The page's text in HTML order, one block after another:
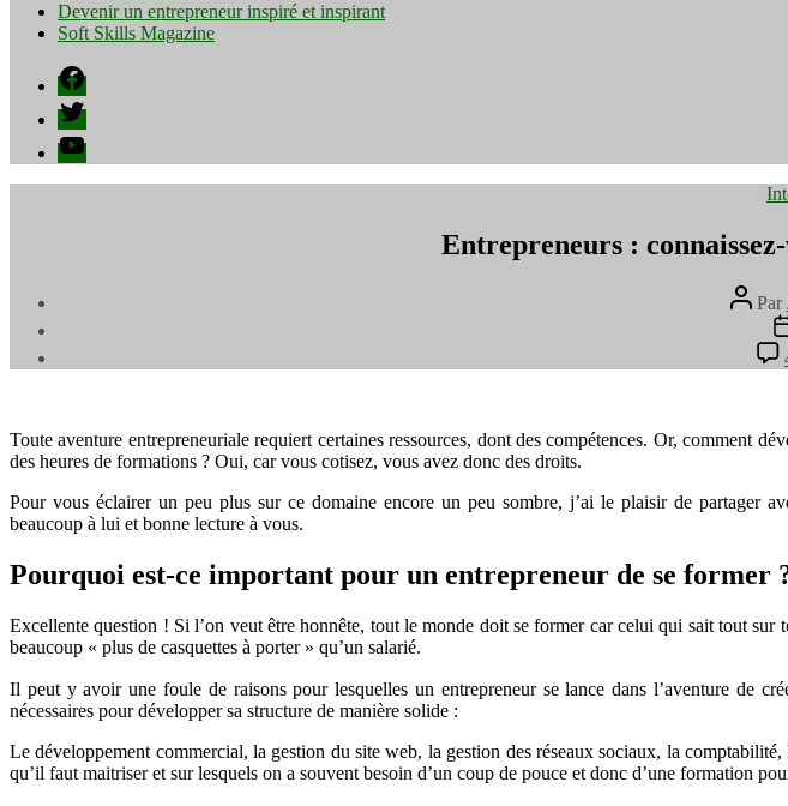
Devenir un entrepreneur inspiré et inspirant
Soft Skills Magazine
Facebook
Twitter
YouTube
Entrepreneurs :
Auteur
de
l’article
Par
de
Toute aventure entrepreneuriale requiert certaines ressources, dont des compétences. Or, comment
des heures de formations ? Oui, car vous cotisez, vous avez donc des droits.
Pour vous éclairer un peu plus sur ce domaine encore un peu sombre, j’ai le plaisir de partager
beaucoup à lui et bonne lecture à vous.
Pourquoi est-ce important pour un entrepreneur de se former
Excellente question ! Si l’on veut être honnête, tout le monde doit se former car celui qui sait tout
beaucoup « plus de casquettes à porter » qu’un salarié.
Il peut y avoir une foule de raisons pour lesquelles un entrepreneur se lance dans l’aventure de
nécessaires pour développer sa structure de manière solide :
Le développement commercial, la gestion du site web, la gestion des réseaux sociaux, la
qu’il faut maitriser et sur lesquels on a souvent besoin d’un coup de pouce et donc d’une formation